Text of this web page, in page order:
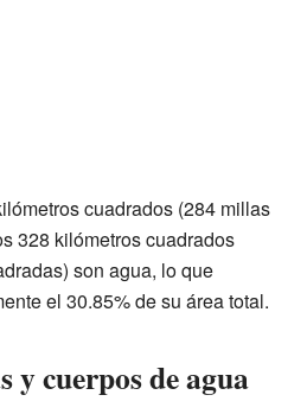
cuadrados (284 millas
328 kilómetros cuadrados
son agua, lo que
el 30.85% de su área total.
y cuerpos de agua